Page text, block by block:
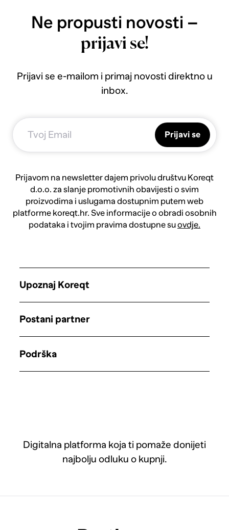
Ne propusti novosti –
prijavi se!
Prijavi se e-mailom i primaj novosti direktno u
inbox.
Prijavi se
Prijavom na newsletter dajem privolu društvu Koreqt
d.o.o. za slanje promotivnih obavijesti o svim
proizvodima i uslugama dostupnim putem web
platforme koreqt.hr. Sve informacije o obradi osobnih
podataka i tvojim pravima dostupne suovdje.
Digitalna platforma koja ti pomaže donijeti
najbolju odluku o kupnji.
Upoznaj Koreqt
Postani partner
Podrška